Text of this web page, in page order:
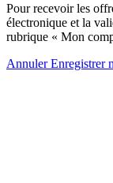
Pour recevoir les
électronique et la
rubrique « Mon
AnnulerEnregistrer